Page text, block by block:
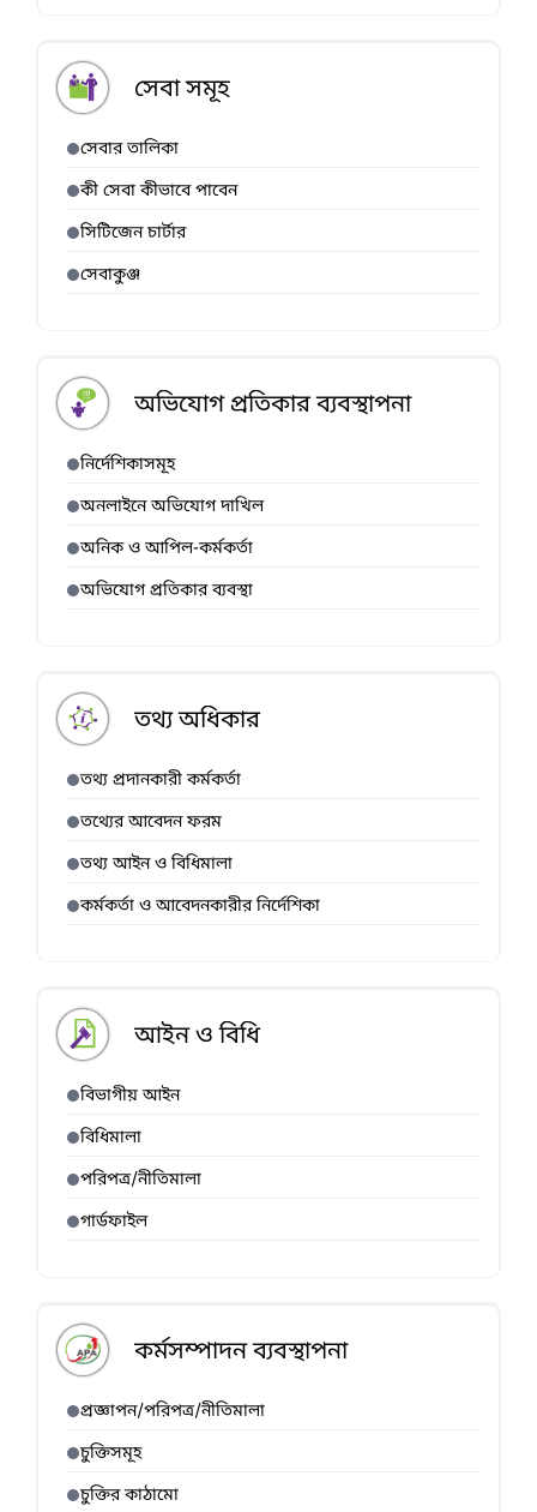
সেবা সমূহ
সেবার তালিকা
কী সেবা কীভাবে পাবেন
সিটিজেন চার্টার
সেবাকুঞ্জ
অভিযোগ প্রতিকার ব্যবস্থাপনা
নির্দেশিকাসমূহ
অনলাইনে অভিযোগ দাখিল
অনিক ও আপিল-কর্মকর্তা
অভিযোগ প্রতিকার ব্যবস্থা
তথ্য অধিকার
তথ্য প্রদানকারী কর্মকর্তা
তথ্যের আবেদন ফরম
তথ্য আইন ও বিধিমালা
কর্মকর্তা ও আবেদনকারীর নির্দেশিকা
আইন ও বিধি
বিভাগীয় আইন
বিধিমালা
পরিপত্র/নীতিমালা
গার্ডফাইল
কর্মসম্পাদন ব্যবস্থাপনা
প্রজ্ঞাপন/পরিপত্র/নীতিমালা
চুক্তিসমূহ
চুক্তির কাঠামো